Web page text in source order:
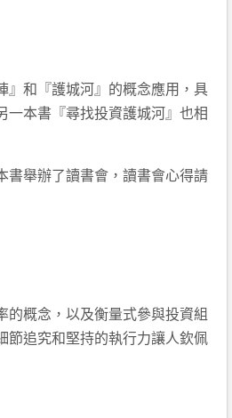
』和『護城河』的概念應用，具
一本書『尋找投資護城河』也相
書舉辦了讀書會，讀書會心得請
的概念，以及衡量式參與投資組
節追究和堅持的執行力讓人欽佩